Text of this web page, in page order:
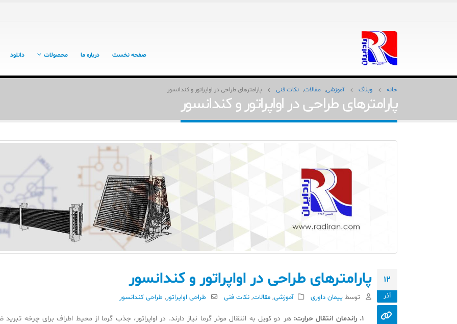
صفحه نخست درباره ما محصولات دانلود
خانه وبلاگ آموزشی, مقالات, نکات فنی پارامترهای طراحی در اواپراتور و کندانسور
پارامترهای طراحی در اواپراتور و کندانسور
12
آذر
پارامترهای طراحی در اواپراتور و کندانسور
توسط پیمان داوری آموزشی,مقالات,نکات فنی طراحی اواپراتور, طراحی کندانسور
1. راندمان انتقال حرارت:
هر دو کویل به انتقال موثر گرما نیاز دارند. در اواپراتور، جذب گرما از محیط اطراف برای چرخه تبرید
نحوه جوشش مبرد در اواپراتور –
کویل فین‌تیوب
استفاده از رنگ ترموگارد در کویل
فین‌تیوب
کویل های فین